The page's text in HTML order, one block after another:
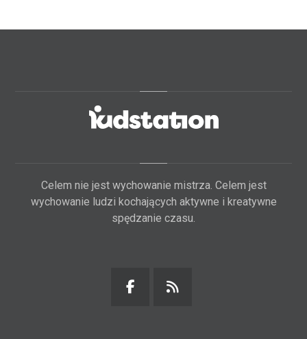
Celem nie jest wychowanie mistrza. Celem jest
wychowanie ludzi kochających aktywne i kreatywne
spędzanie czasu.